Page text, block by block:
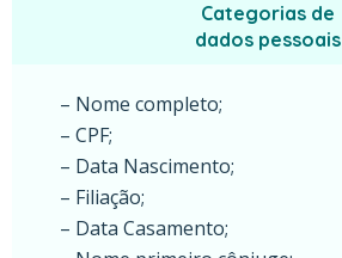
Categorias de
dados pessoais
– Nome completo;
– CPF;
– Data Nascimento;
– Filiação;
– Data Casamento;